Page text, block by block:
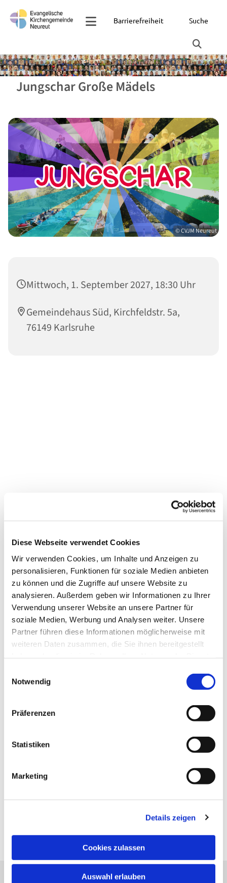
Diese Webseite verwendet Cookies
Wir verwenden Cookies, um Inhalte und Anzeigen zu
personalisieren, Funktionen für soziale Medien anbieten
zu können und die Zugriffe auf unsere Website zu
analysieren. Außerdem geben wir Informationen zu Ihrer
Verwendung unserer Website an unsere Partner für
soziale Medien, Werbung und Analysen weiter. Unsere
Partner führen diese Informationen möglicherweise mit
weiteren Daten zusammen, die Sie ihnen bereitgestellt
Notwendig
Präferenzen
Statistiken
Marketing
Details zeigen
Cookies zulassen
Auswahl erlauben
Barrierefreiheit Suche
Jungschar Große Mädels
© CVJM Neureut
Mittwoch, 1. September 2027, 18:30 Uhr
Gemeindehaus Süd, Kirchfeldstr. 5a,
76149 Karlsruhe
Dies könnte Sie auch interessieren